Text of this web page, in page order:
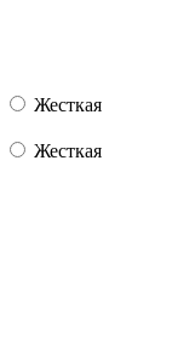
Жесткая
Жесткая